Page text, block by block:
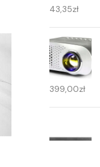
43,35zł
399,00zł